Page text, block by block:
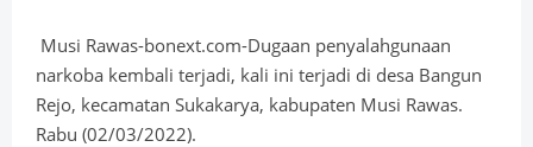
Musi Rawas-bonext.com-Dugaan penyalahgunaan
narkoba kembali terjadi, kali ini terjadi di desa Bangun
Rejo, kecamatan Sukakarya, kabupaten Musi Rawas.
Rabu (02/03/2022).